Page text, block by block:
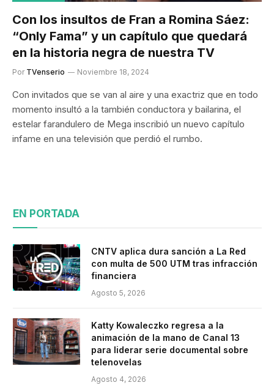
Con los insultos de Fran a Romina Sáez:
“Only Fama” y un capítulo que quedará
en la historia negra de nuestra TV
Por TVenserio Noviembre 18, 2024
Con invitados que se van al aire y una exactriz que en todo
momento insultó a la también conductora y bailarina, el
estelar farandulero de Mega inscribió un nuevo capítulo
infame en una televisión que perdió el rumbo.
EN PORTADA
CNTV aplica dura sanción a La Red
con multa de 500 UTM tras infracción
financiera
Agosto 5, 2026
Katty Kowaleczko regresa a la
animación de la mano de Canal 13
para liderar serie documental sobre
telenovelas
Agosto 4, 2026